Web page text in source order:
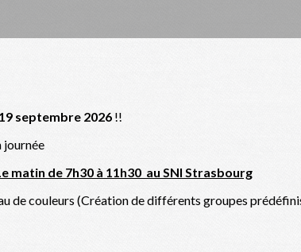
19 septembre 2026 !!
journée
matin de 7h30 à 11h30 au SNI Strasbourg
de couleurs (Création de différents groupes